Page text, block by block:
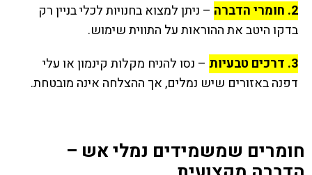
2. חומרי הדברה
– ניתן למצוא בחנויות לכלי בניין רק
בדקו היטב את ההוראות על התווית שימוש.
3. דרכים טבעיות
– נסו להניח מקלות קינמון או עלי
דפנה באזורים שיש נמלים, אך ההצלחה אינה מובטחת.
חומרים שמשמידים נמלי אש –